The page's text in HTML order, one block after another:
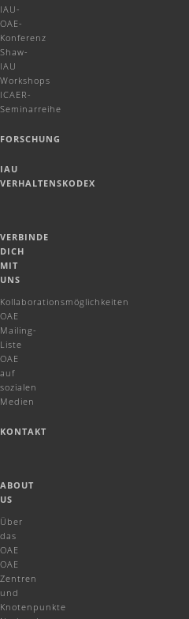
IAU-
OAE-
Konferenz
Shaw-
IAU
Workshops
ICAER-
Seminarreihe
FORSCHUNG
IAU
VERHALTENSKODEX
VERBINDE
DICH
MIT
UNS
Kollaborationsmöglichkeiten
OAE
Mailing-
Liste
OAE
auf
sozialen
Medien
KONTAKT
ABOUT
US
Über
das
OAE
OAE
Zentren
und
Knotenpunkte